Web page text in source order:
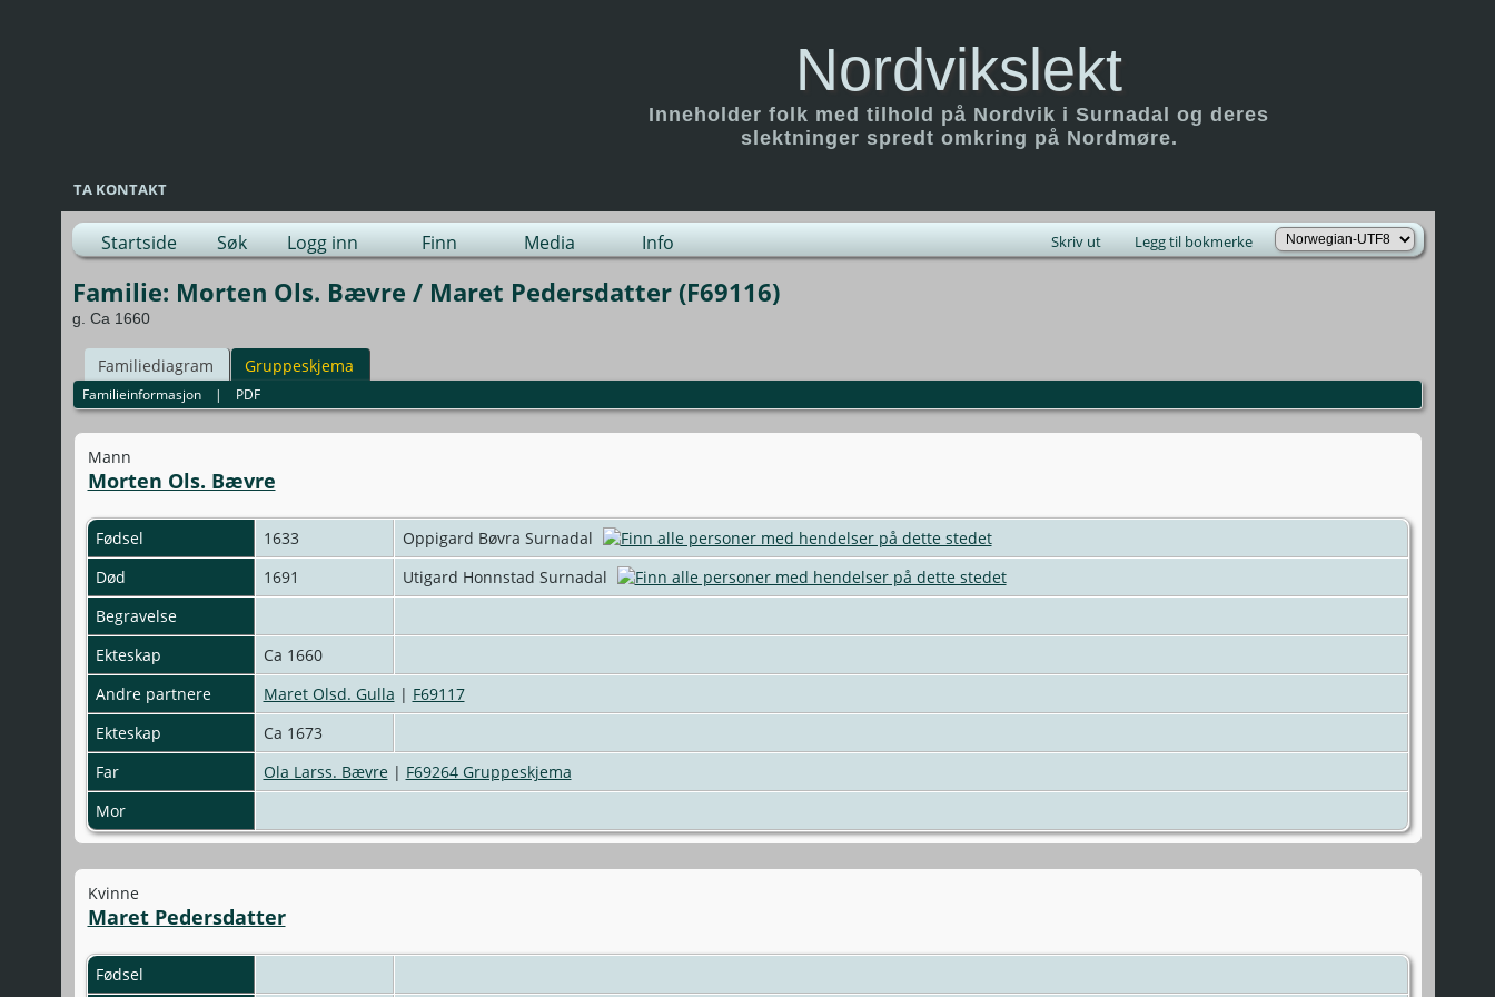
Nordvikslekt
Inneholder folk med tilhold på Nordvik i Surnadal og deres
slektninger spredt omkring på Nordmøre.
TA KONTAKT
Startside Søk Logg inn Finn Media Info Skriv ut Legg til bokmerke
Familie: Morten Ols. Bævre / Maret Pedersdatter (F69116)
g. Ca 1660
Familiediagram Gruppeskjema
Familieinformasjon| PDF
Mann
Morten Ols. Bævre
Fødsel 1633
Oppigard Bøvra Surnadal
Død
1691
Utigard Honnstad Surnadal
Begravelse
Ekteskap
Ca 1660
Andre partnere
Maret Olsd. Gulla | F69117
Ekteskap
Ca 1673
Far
Ola Larss. Bævre | F69264 Gruppeskjema
Mor
Kvinne
Maret Pedersdatter
Fødsel